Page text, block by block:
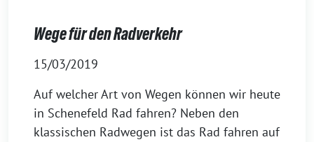
Wege für den Radverkehr
15/03/2019
Auf welcher Art von Wegen können wir heute
in Schenefeld Rad fahren? Neben den
klassischen Radwegen ist das Rad fahren auf